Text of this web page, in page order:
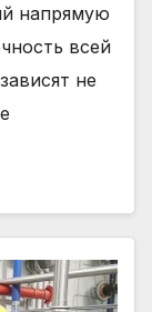
напрямую
всей
не